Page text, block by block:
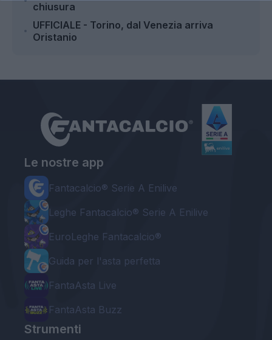
chiusura
UFFICIALE - Torino, dal Venezia arriva
Oristanio
Le nostre app
Fantacalcio® Serie A Enilive
Leghe Fantacalcio® Serie A Enilive
EuroLeghe Fantacalcio®
Guida per l'asta perfetta
FantaAsta Live
FantaAsta Buzz
Strumenti